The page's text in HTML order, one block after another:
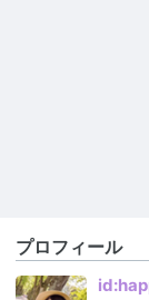
プロフィール